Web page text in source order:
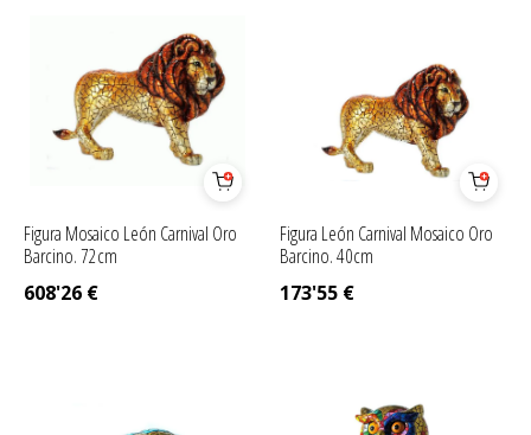
Figura Mosaico León Carnival Oro
Barcino. 72cm
608'26 €
Figura León Carnival Mosaico Oro
Barcino. 40cm
173'55 €